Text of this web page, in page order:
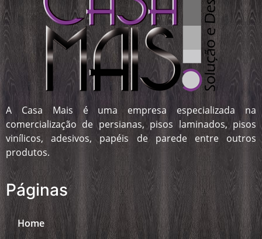
A Casa Mais é uma empresa especializada na
comercialização de persianas, pisos laminados, pisos
vinílicos, adesivos, papéis de parede entre outros
produtos.
Páginas
Home